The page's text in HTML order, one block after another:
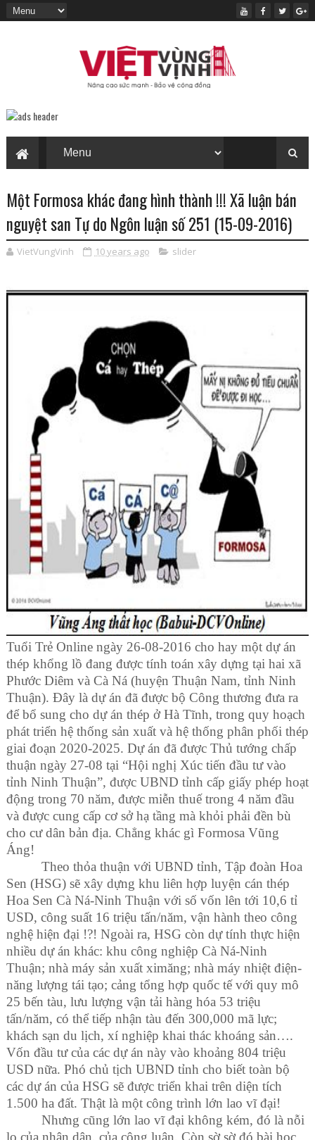
Một Formosa khác đang hình thành !!! Xã luận bán
nguyệt san Tự do Ngôn luận số 251 (15-09-2016)
VietVungVinh 10 years ago slider
Tuổi Trẻ Online ngày 26-08-2016 cho hay một dự án
thép khổng lồ đang được tính toán xây dựng tại hai xã
Phước Diêm và Cà Ná (huyện Thuận Nam, tỉnh Ninh
Thuận). Đây là dự án đã được bộ Công thương đưa ra
để bổ sung cho dự án thép ở Hà Tĩnh, trong quy hoạch
phát triển hệ thống sản xuất và hệ thống phân phối thép
giai đoạn 2020-2025. Dự án đã được Thủ tướng chấp
thuận ngày 27-08 tại “Hội nghị Xúc tiến đầu tư vào
tỉnh Ninh Thuận”, được UBND tỉnh cấp giấy phép hoạt
động trong 70 năm, được miễn thuế trong 4 năm đầu
và được cung cấp cơ sở hạ tầng mà khỏi phải đền bù
cho cư dân bản địa. Chẳng khác gì Formosa Vũng
Áng!
Theo thỏa thuận với UBND tỉnh, Tập đoàn Hoa
Sen (HSG) sẽ xây dựng khu liên hợp luyện cán thép
Hoa Sen Cà Ná-Ninh Thuận với số vốn lên tới 10,6 tỉ
USD, công suất 16 triệu tấn/năm, vận hành theo công
nghệ hiện đại !?! Ngoài ra, HSG còn dự tính thực hiện
nhiều dự án khác: khu công nghiệp Cà Ná-Ninh
Thuận; nhà máy sản xuất ximăng; nhà máy nhiệt điện-
năng lượng tái tạo; cảng tổng hợp quốc tế với quy mô
25 bến tàu, lưu lượng vận tải hàng hóa 53 triệu
tấn/năm, có thể tiếp nhận tàu đến 300,000 mã lực;
khách sạn du lịch, xí nghiệp khai thác khoáng sản….
Vốn đầu tư của các dự án này vào khoảng 804 triệu
USD nữa. Phó chủ tịch UBND tỉnh cho biết toàn bộ
các dự án của HSG sẽ được triển khai trên diện tích
1.500 ha đất. Thật là một công trình lớn lao vĩ đại!
Nhưng cũng lớn lao vĩ đại không kém, đó là nỗi
lo của nhân dân, của công luận. Còn sờ sờ đó bài học